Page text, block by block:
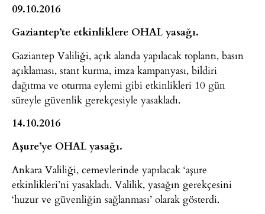
09.10.2016
Gaziantep’te etkinliklere OHAL yasağı.
Gaziantep Valiliği, açık alanda yapılacak toplantı, basın
açıklaması, stant kurma, imza kampanyası, bildiri
dağıtma ve oturma eylemi gibi etkinlikleri 10 gün
süreyle güvenlik gerekçesiyle yasakladı.
14.10.2016
Aşure’ye OHAL yasağı.
Ankara Valiliği, cemevlerinde yapılacak ‘aşure
etkinlikleri’ni yasakladı. Valilik, yasağın gerekçesini
‘huzur ve güvenliğin sağlanması’ olarak gösterdi.